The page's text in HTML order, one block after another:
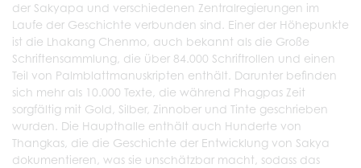
der Sakyapa und verschiedenen Zentralregierungen im
Laufe der Geschichte verbunden sind. Einer der Höhepunkte
ist die Lhakang Chenmo, auch bekannt als die Große
Schriftensammlung, die über 84.000 Schriftrollen und einen
Teil von Palmblattmanuskripten enthält. Darunter befinden
sich mehr als 10.000 Texte, die während Phagpas Zeit
sorgfältig mit Gold, Silber, Zinnober und Tinte geschrieben
wurden. Die Haupthalle enthält auch Hunderte von
Thangkas, die die Geschichte der Entwicklung von Sakya
dokumentieren, was sie unschätzbar macht, sodass das